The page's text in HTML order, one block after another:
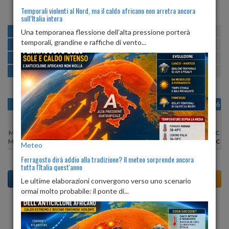
MATTINA min:20º max:26º U:
POMERIGGIO min:26º max:29º
SERA min:25º max:30º U:71% 80%
NOTTE min: 21º max:24º U:82%
OGGI
Min:
27°C
Max:31°C
MAR 11
Min:
Max:30°C
MER 12
Min:27°C
Max:29°C
GIO 13
Min:
27°C
Max:29°C
VEN 14
Max:29°C
SAB 15
Min:27°C
Max:30°C
DOM 16
28°C
Max:31°C
Previsioni del Tempo a Torrazza Piemonte tra 4 giorni
Temporali violenti al Nord, ma il caldo africano non arretra ancora
sull’Italia intera
Una temporanea flessione dell’alta pressione porterà
temporali, grandine e raffiche di vento...
Meteo
Ferragosto dirà addio alla tradizione? Il meteo sorprende ancora
tutta l'Italia quest'anno
Le ultime elaborazioni convergono verso uno scenario
ormai molto probabile: il ponte di...